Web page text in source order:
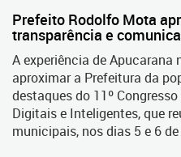
Prefeito Rodolfo Mota
transparência e
A experiência de Apucarana
aproximar a Prefeitura da
destaques do 11º
Digitais e Inteligentes, que
municipais, nos dias 5 e 6